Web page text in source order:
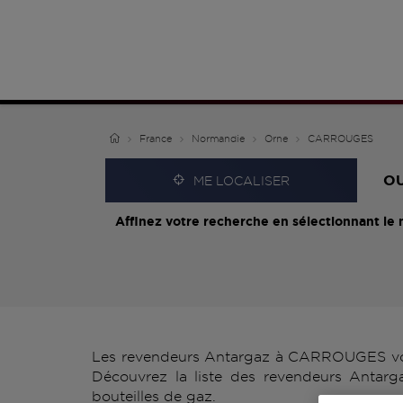
France Normandie Orne CARROUGES
ME LOCALISER
Affinez votre recherche en sélectionnant le
Les revendeurs Antargaz à CARROUGES
Découvrez la liste des revendeurs
bouteilles de gaz.